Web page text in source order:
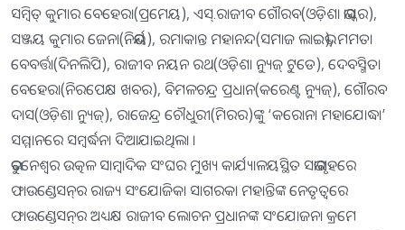
ସମ୍ବିତ୍‍ କୁମାର ବେହେରା(ପ୍ରମେୟ), ଏସ୍‍.ରାଜୀବ ଗୌରବ(ଓଡ଼ିଶା ଭାସ୍କର),
ସଞ୍ଜୟ କୁମାର ଜେନା(ନିର୍ଭୟ), ରମାକାନ୍ତ ମହାନନ୍ଦ(ସମାଜ ଲାଇଭ୍‍), ମମତା
ବେବର୍ତ୍ତା(ଦିନଲିପି), ରାଜୀବ ନୟନ ରଥ(ଓଡ଼ିଶା ନ୍ୟୁଜ୍‍ ଟୁଡେ), ଦେବସ୍ମିତା
ବେହେରା(ନିରପେକ୍ଷ ଖବର), ବିମଳଚନ୍ଦ୍ର ପ୍ରଧାନ(କରେଣ୍ଟ ନ୍ୟୁଜ୍‍), ଗୌରବ
ଦାସ(ଓଡ଼ିଶା ନ୍ୟୁଜ୍‍), ରାଜେନ୍ଦ୍ର ଚୌଧୁରୀ(ମିରର)ଙ୍କୁ ‘କରୋନା ମହାଯୋଦ୍ଧା’
ସମ୍ମାନରେ ସମ୍ବର୍ଦ୍ଧନା ଦିଆଯାଇଥିଲା ।
ଭୁବନେଶ୍ୱର ଉତ୍କଳ ସାମ୍ବାଦିକ ସଂଘର ମୁଖ୍ୟ କାର୍ଯ୍ୟାଳୟସ୍ଥିତ ସଭାଗୃହରେ
ଫାଉଣ୍ଡେସନ୍‍ର ରାଜ୍ୟ ସଂଯୋଜିକା ସାଗରକା ମହାନ୍ତିଙ୍କ ନେତୃତ୍ୱରେ
ଫାଉଣ୍ଡେସନ୍‍ର ଅଧ୍ୟକ୍ଷ ରାଜୀବ ଲୋଚନ ପ୍ରଧାନଙ୍କ ସଂଯୋଜନା କ୍ରମେ